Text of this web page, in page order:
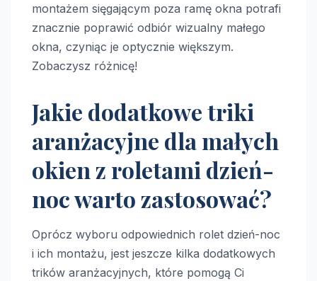
montażem sięgającym poza ramę okna potrafi
znacznie poprawić odbiór wizualny małego
okna, czyniąc je optycznie większym.
Zobaczysz różnicę!
Jakie dodatkowe triki
aranżacyjne dla małych
okien z roletami dzień-
noc warto zastosować?
Oprócz wyboru odpowiednich rolet dzień-noc
i ich montażu, jest jeszcze kilka dodatkowych
trików aranżacyjnych, które pomogą Ci